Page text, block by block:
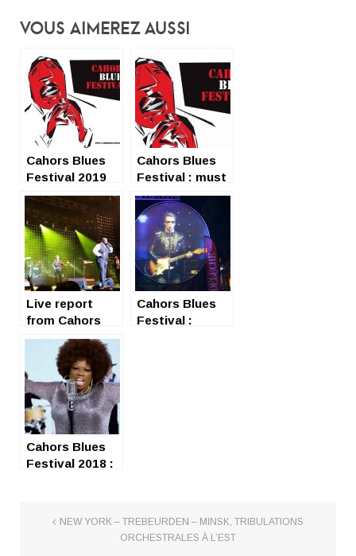
Vous Aimerez Aussi
Cahors Blues
Festival 2019
Cahors Blues
Festival : must
see !
Live report
from Cahors
Blues Festival
Cahors Blues
Festival :
Cahors Blues
Festival 2018 :
NEW YORK – TREBEURDEN – MINSK, TRIBULATIONS
ORCHESTRALES À L’EST